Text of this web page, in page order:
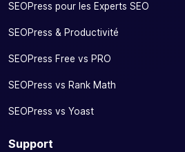
SEOPress pour les Experts SEO
SEOPress & Productivité
SEOPress Free vs PRO
SEOPress vs Rank Math
SEOPress vs Yoast
Support